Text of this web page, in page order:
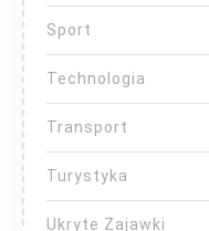
Sport
Technologia
Transport
Turystyka
Ukryte Zajawki